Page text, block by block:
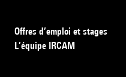
Offres d’emploi et stages
L’équipe IRCAM